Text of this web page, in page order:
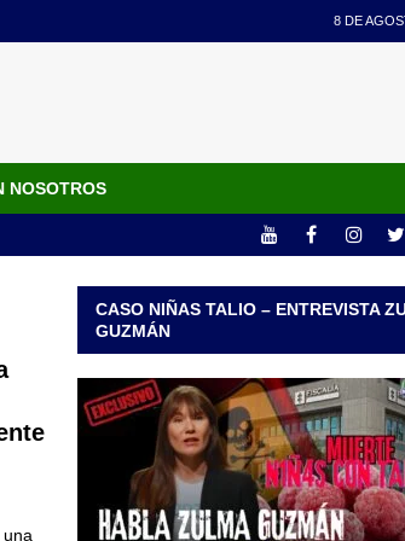
8 DE
NOSOTROS
CASO NIÑAS TALIO – ENTREVISTA
GUZMÁN